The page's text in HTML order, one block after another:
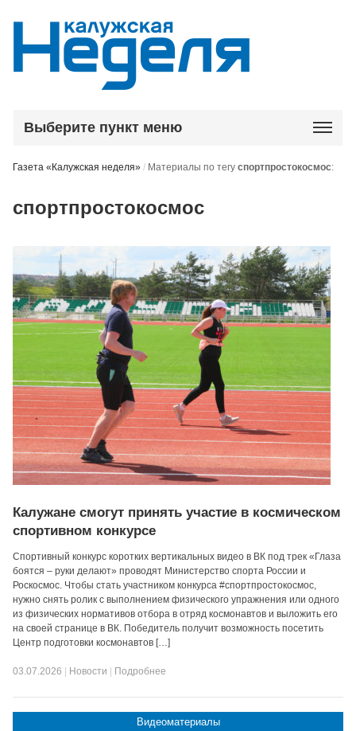
Выберите пункт меню
Газета «Калужская неделя» / Материалы по тегуспортпростокосмос:
спортпростокосмос
Калужане смогут принять участие в космическом
спортивном конкурсе
Спортивный конкурс коротких вертикальных видео в ВК под трек «Глаза
боятся – руки делают» проводят Министерство спорта России и
Роскосмос. Чтобы стать участником конкурса #спортпростокосмос,
нужно снять ролик с выполнением физического упражнения или одного
из физических нормативов отбора в отряд космонавтов и выложить его
на своей странице в ВК. Победитель получит возможность посетить
Центр подготовки космонавтов […]
03.07.2026 Новости Подробнее
Видеоматериалы